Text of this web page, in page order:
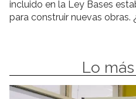
incluido en la Ley Bases
para construir nuevas obras.
Lo